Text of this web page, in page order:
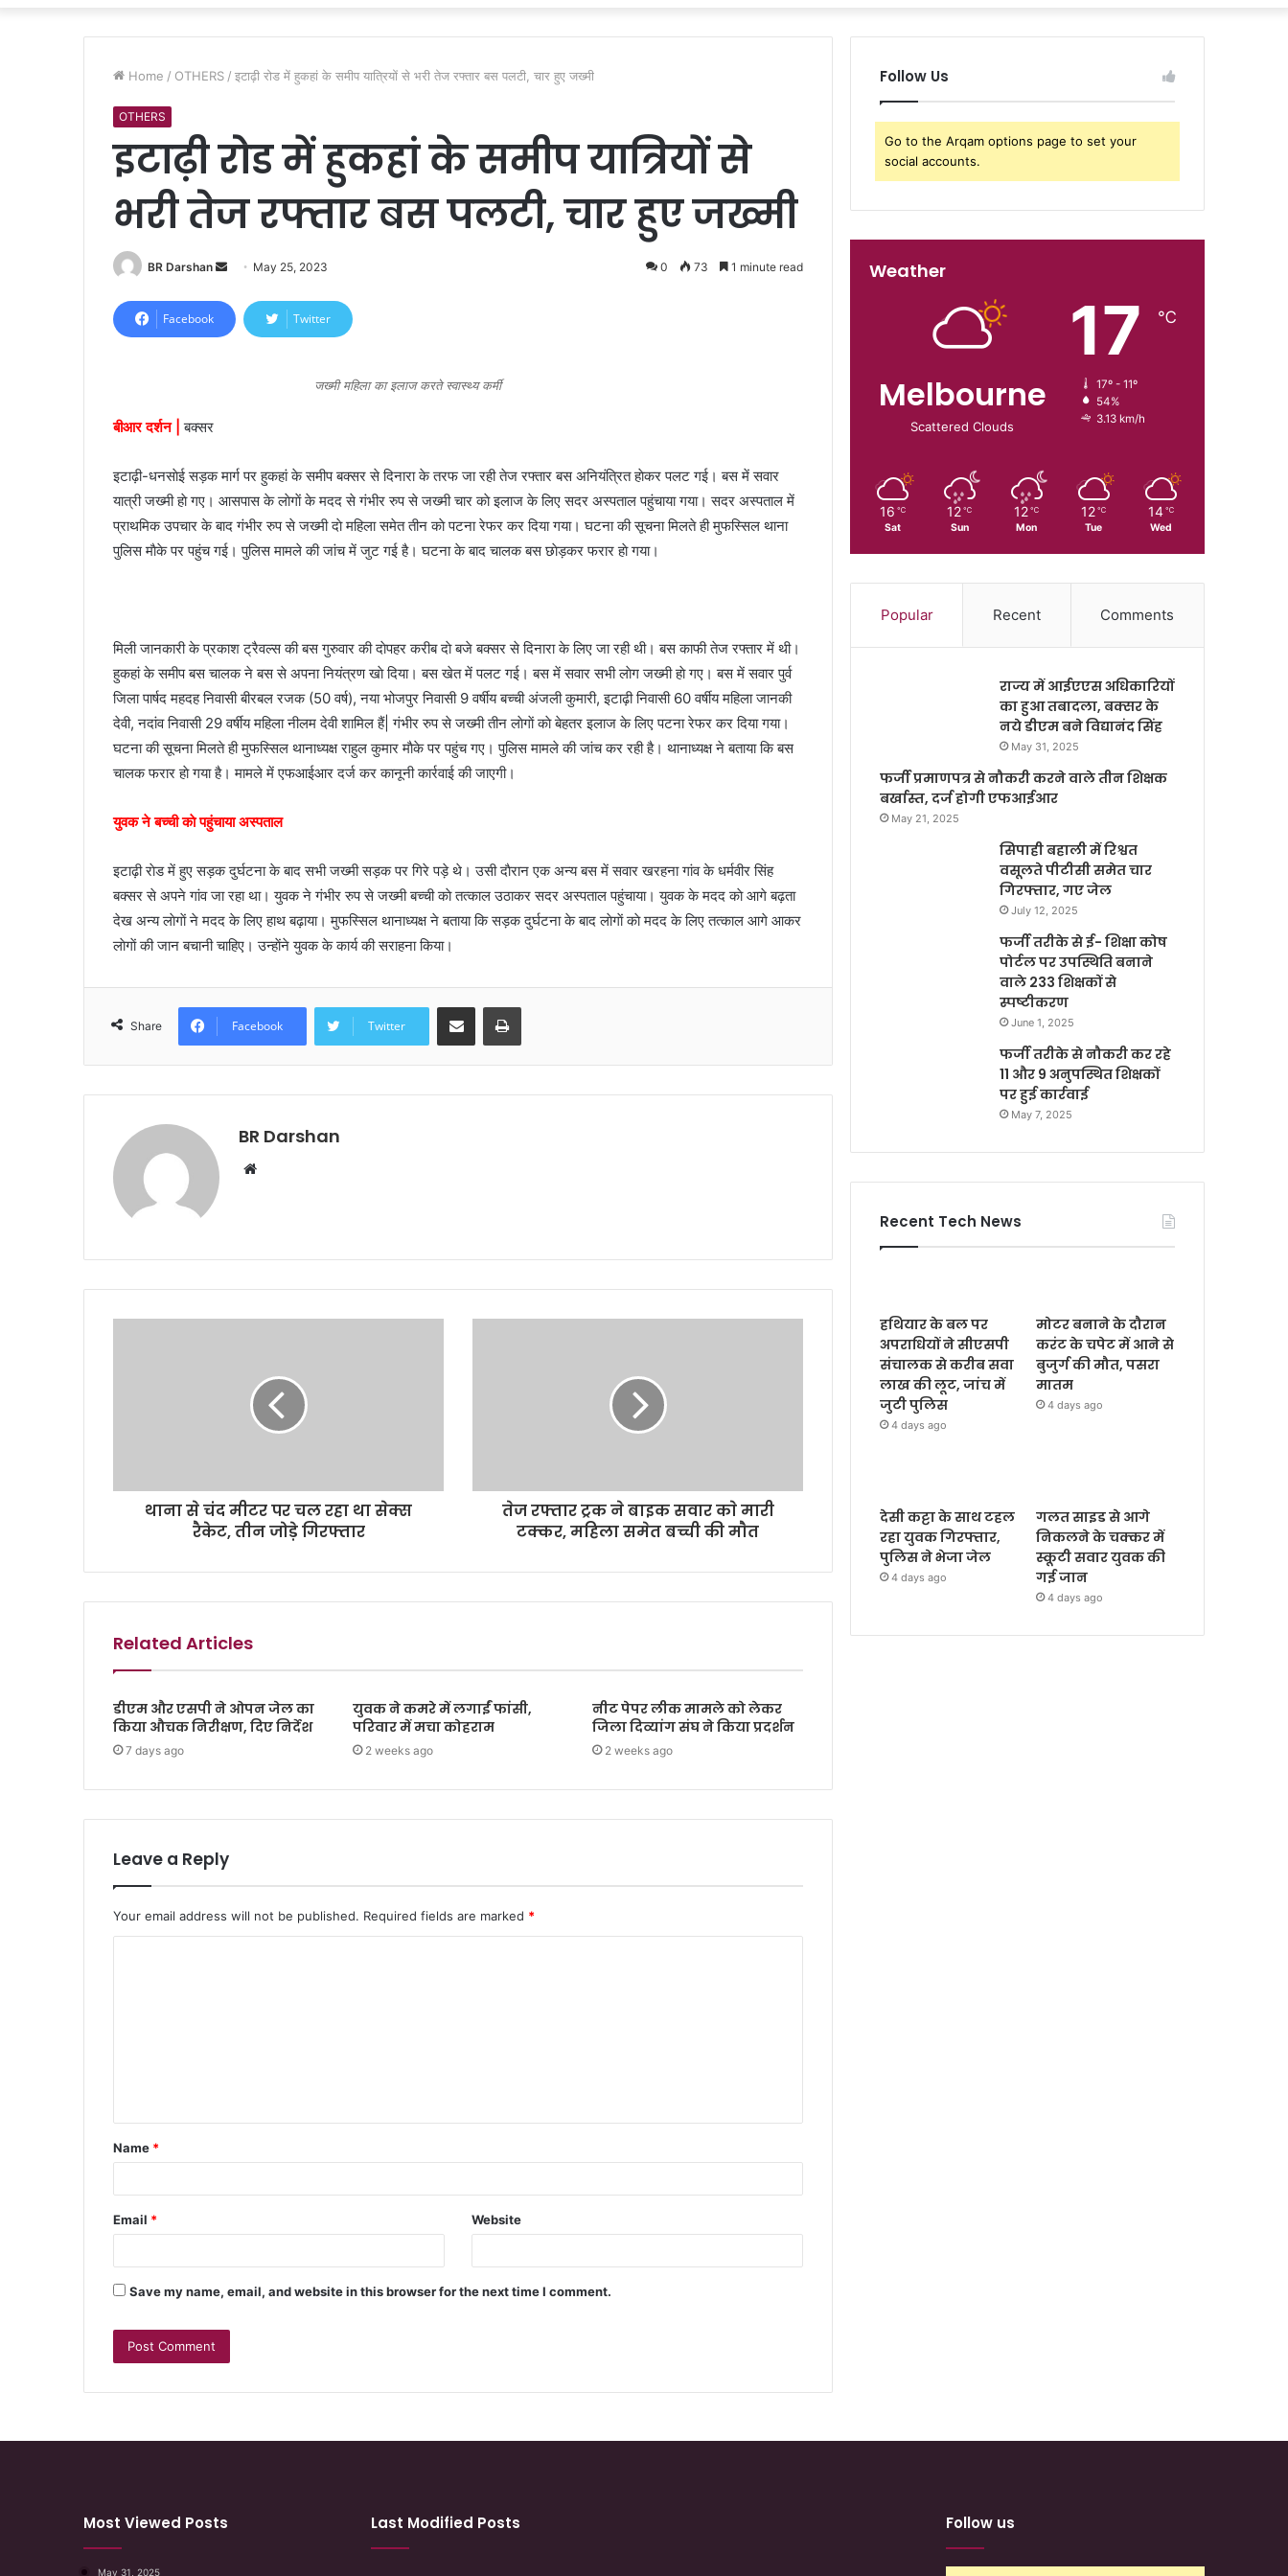
Home / OTHERS / इटाढ़ी राेड में हुकहां के समीप यात्रियाें से भरी तेज रफ्तार बस पलटी, चार हुए जख्मी
OTHERS
इटाढ़ी राेड में हुकहां के समीप यात्रियाें से
भरी तेज रफ्तार बस पलटी, चार हुए जख्मी
BR Darshan
n
d
i
l
May 25, 2023 0 73 1 minute read
Facebook Twitter
जख्मी महिला का इलाज करते स्वास्थ्य कर्मी
बीआर दर्शन | बक्सर
इटाढ़ी-धनसाेई सड़क मार्ग पर हुकहां के समीप बक्सर से दिनारा के तरफ जा रही तेज रफ्तार बस अनियंत्रित हाेकर पलट गई। बस में सवार
यात्री जख्मी हाे गए। आसपास के लाेगाें के मदद से गंभीर रुप से जख्मी चार काे इलाज के लिए सदर अस्पताल पहुंचाया गया। सदर अस्पताल में
प्राथमिक उपचार के बाद गंभीर रुप से जख्मी दाे महिला समेत तीन काे पटना रेफर कर दिया गया। घटना की सूचना मिलते ही मुफस्सिल थाना
पुलिस माैके पर पहुंच गई। पुलिस मामले की जांच में जुट गई है। घटना के बाद चालक बस छाेड़कर फरार हाे गया।
मिली जानकारी के प्रकाश ट्रैवल्स की बस गुरुवार की दाेपहर करीब दाे बजे बक्सर से दिनारा के लिए जा रही थी। बस काफी तेज रफ्तार में थी।
हुकहां के समीप बस चालक ने बस से अपना नियंत्रण खाे दिया। बस खेत में पलट गई। बस में सवार सभी लाेग जख्मी हाे गए। बस में सवार पुर्व
जिला पार्षद महदह निवासी बीरबल रजक (50 वर्ष), नया भोजपुर निवासी 9 वर्षीय बच्ची अंजली कुमारी, इटाढ़ी निवासी 60 वर्षीय महिला जानकी
देवी, नदांव निवासी 29 वर्षीय महिला नीलम देवी शामिल हैं| गंभीर रुप से जख्मी तीन लाेगाें काे बेहतर इलाज के लिए पटना रेफर कर दिया गया।
घटना की सूचना मिलते ही मुफस्सिल थानाध्यक्ष राहुल कुमार माैके पर पहुंच गए। पुलिस मामले की जांच कर रही है। थानाध्यक्ष ने बताया कि बस
चालक फरार हाे गया है। मामले में एफआईआर दर्ज कर कानूनी कार्रवाई की जाएगी।
युवक ने बच्ची काे पहुंचाया अस्पताल
इटाढ़ी राेड में हुए सड़क दुर्घटना के बाद सभी जख्मी सड़क पर गिरे पड़े थे। उसी दाैरान एक अन्य बस में सवार खरहना गांव के धर्मवीर सिंह
बक्सर से अपने गांव जा रहा था। युवक ने गंभीर रुप से जख्मी बच्ची काे तत्काल उठाकर सदर अस्पताल पहुंचाया। युवक के मदद काे आगे बढ़ता
देख अन्य लाेगाें ने मदद के लिए हाथ बढ़ाया। मुफस्सिल थानाध्यक्ष ने बताया कि सड़क दुर्घटना के बाद लाेगाें काे मदद के लिए तत्काल आगे आकर
लाेगाें की जान बचानी चाहिए। उन्हाेंने युवक के कार्य की सराहना किया।
Share Facebook Twitter
BR Darshan
i
थाना से चंद मीटर पर चल रहा था सेक्स
रैकेट, तीन जोड़े गिरफ्तार
तेज रफ्तार ट्रक ने बाइक सवार काे मारी
टक्कर, महिला समेत बच्ची की माैत
Related Articles
डीएम और एसपी ने ओपन जेल का
किया औचक निरीक्षण, दिए निर्देश
7 days ago
युवक ने कमरे में लगाईं फांसी,
परिवार में मचा कोहराम
2 weeks ago
नीट पेपर लीक मामले को लेकर
जिला दिव्यांग संघ ने किया प्रदर्शन
2 weeks ago
Leave a Reply
Your email address will not be published. Required fields are marked *
Name *
Email * Website
Save my name, email, and website in this browser for the next time I comment.
Follow Us
Go to the Arqam options page to set your
social accounts.
Weather
Melbourne
Scattered Clouds
17 ℃
17º - 11º
54%
3.13 km/h
16 ℃
Sat
12 ℃
Sun
12 ℃
Mon
12 ℃
Tue
14 ℃
Wed
Popular Recent Comments
राज्य में आईएएस अधिकारियों
का हुआ तबादला, बक्सर के
नये डीएम बने विद्यानंद सिंह
May 31, 2025
फर्जी प्रमाणपत्र से नौकरी करने वाले तीन शिक्षक
बर्खास्त, दर्ज होगी एफआईआर
May 21, 2025
सिपाही बहाली में रिश्वत
वसूलते पीटीसी समेत चार
गिरफ्तार, गए जेल
July 12, 2025
फर्जी तरीके से ई- शिक्षा कोष
पोर्टल पर उपस्थिति बनाने
वाले 233 शिक्षकों से
स्पष्टीकरण
June 1, 2025
फर्जी तरीके से नौकरी कर रहे
11 और 9 अनुपस्थित शिक्षकों
पर हुई कार्रवाई
May 7, 2025
Recent Tech News
हथियार के बल पर
अपराधियों ने सीएसपी
संचालक से करीब सवा
लाख की लूट, जांच में
जुटी पुलिस
4 days ago
मोटर बनाने के दौरान
करंट के चपेट में आने से
बुजुर्ग की मौत, पसरा
मातम
4 days ago
देसी कट्टा के साथ टहल
रहा युवक गिरफ्तार,
पुलिस ने भेजा जेल
4 days ago
गलत साइड से आगे
निकलने के चक्कर में
स्कूटी सवार युवक की
गई जान
4 days ago
Most Viewed Posts
May 31, 2025
Last Modified Posts Follow us